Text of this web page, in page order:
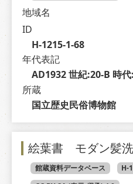
地域名
ID
H-1215-1-68
年代表記
AD1932 世紀:20-B 時
所蔵
国立歴史民俗博物館
絵葉書 モダン髪
館蔵資料データベース
H-